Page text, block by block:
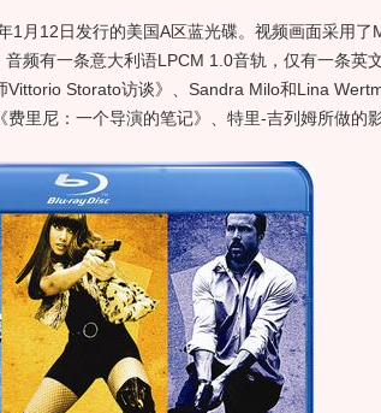
12日发行的美国A区蓝光碟。视频画面采用了
频有一条意大利语LPCM 1.0音轨，仅有一条英
Vittorio Storato访谈》、Sandra Milo和Lina
费里尼：一个导演的笔记》、特里-吉列姆所做的